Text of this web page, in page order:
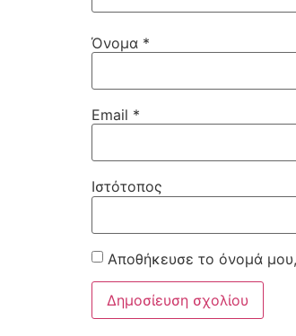
Όνομα *
Email *
Ιστότοπος
Αποθήκευσε το όνομά